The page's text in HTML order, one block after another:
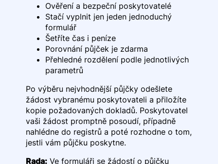
Ověření a bezpeční poskytovatelé
Stačí vyplnit jen jeden jednoduchý
formulář
Šetříte čas i peníze
Porovnání půjček je zdarma
Přehledné rozdělení podle jednotlivých
parametrů
Po výběru nejvhodnější půjčky odešlete
žádost vybranému poskytovateli a přiložíte
kopie požadovaných dokladů. Poskytovatel
vaši žádost promptně posoudí, případně
nahlédne do registrů a poté rozhodne o tom,
jestli vám půjčku poskytne.
Rada:Ve formuláři se žádostí o půjčku